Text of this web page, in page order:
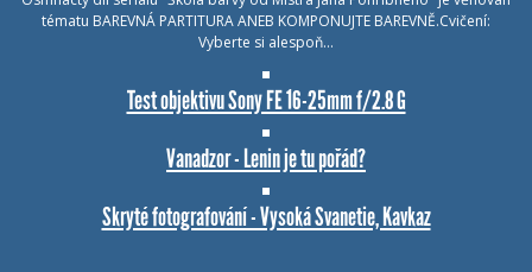
tématu BAREVNÁ PARTITURA ANEB KOMPONUJTE BAREVNĚ.Cvičení:
Vyberte si alespoň…
Test objektivu Sony FE 16-25mm f/2.8 G
Vanadzor - Lenin je tu pořád?
Skryté fotografování - Vysoká Svanetie, Kavkaz